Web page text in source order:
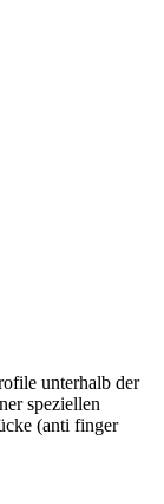
unterhalb der
speziellen
(anti finger